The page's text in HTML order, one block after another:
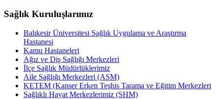
Sağlık Kuruluşlarımız
Balıkesir Üniversitesi Sağlık Uygulama ve Araştırma
Hastanesi
Kamu Hastaneleri
Ağız ve Diş Sağlığı Merkezleri
İlçe Sağlık Müdürlüklerimiz
Aile Sağlığı Merkezleri (ASM)
KETEM (Kanser Erken Teşhis Tarama ve Eğitim Merkezleri
Sağlıklı Hayat Merkezlerimiz (SHM)